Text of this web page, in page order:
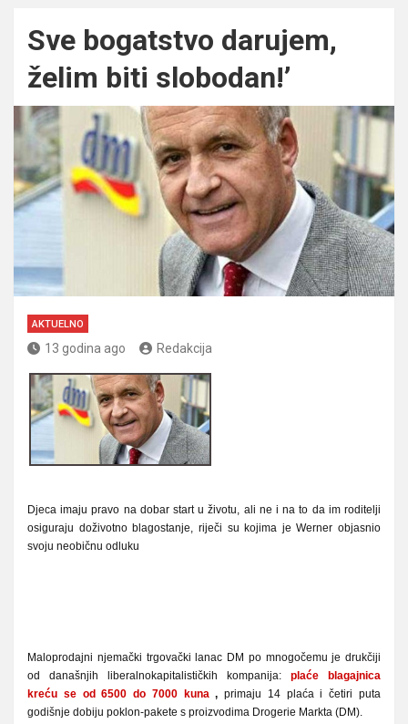
Sve bogatstvo darujem,
želim biti slobodan!’
AKTUELNO
13 godina ago Redakcija
Djeca imaju pravo na dobar start u životu, ali ne i na to da im roditelji
osiguraju doživotno blagostanje, riječi su kojima je Werner objasnio
svoju neobičnu odluku
Maloprodajni njemački trgovački lanac DM po mnogočemu je drukčiji
od današnjih liberalnokapitalističkih kompanija: plaće blagajnica
kreću se od 6500 do 7000 kuna , primaju 14 plaća i četiri puta
godišnje dobiju poklon-pakete s proizvodima Drogerie Markta (DM).